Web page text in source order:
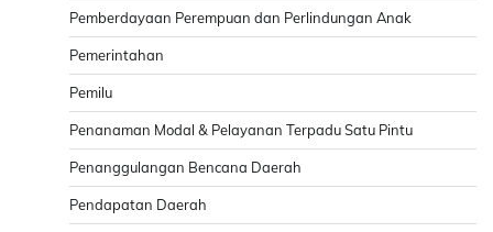
Pemberdayaan Perempuan dan Perlindungan Anak
Pemerintahan
Pemilu
Penanaman Modal & Pelayanan Terpadu Satu Pintu
Penanggulangan Bencana Daerah
Pendapatan Daerah